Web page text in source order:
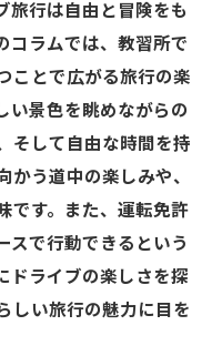
旅行は自由と冒険をも
コラムでは、教習所で
ことで広がる旅行の楽
い景色を眺めながらの
そして自由な時間を持
かう道中の楽しみや、
です。また、運転免許
スで行動できるという
ドライブの楽しさを探
しい旅行の魅力に目を